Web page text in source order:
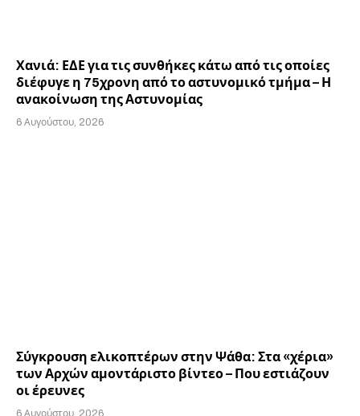
Χανιά: ΕΔΕ για τις συνθήκες κάτω από τις οποίες
διέφυγε η 75χρονη από το αστυνομικό τμήμα – Η
ανακοίνωση της Αστυνομίας
6 Αυγούστου, 2026
Σύγκρουση ελικοπτέρων στην Ψάθα: Στα «χέρια»
των Αρχών αμοντάριστο βίντεο – Που εστιάζουν
οι έρευνες
6 Αυγούστου, 2026